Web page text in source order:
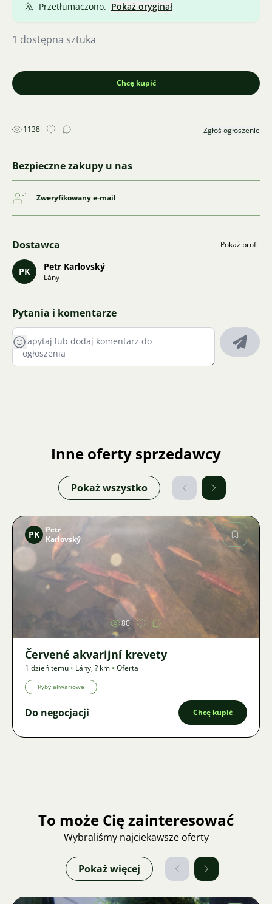
Przetłumaczono. Pokaż oryginał
1 dostępna sztuka
Chcę kupić
1138 Zgłoś ogłoszenie
Bezpieczne zakupy u nas
Zweryfikowany e-mail
Dostawca Pokaż profil
PK Petr Karlovský
Lány
Pytania i komentarze
Inne oferty sprzedawcy
Pokaż wszystko
Zdjęcie
PK
Petr
Karlovský
80
Červené akvarijní krevety
1 dzień temu • Lány,? km • Oferta
Ryby akwariowe
Do negocjacji Chcę kupić
To może Cię zainteresować
Wybraliśmy najciekawsze oferty
Pokaż więcej